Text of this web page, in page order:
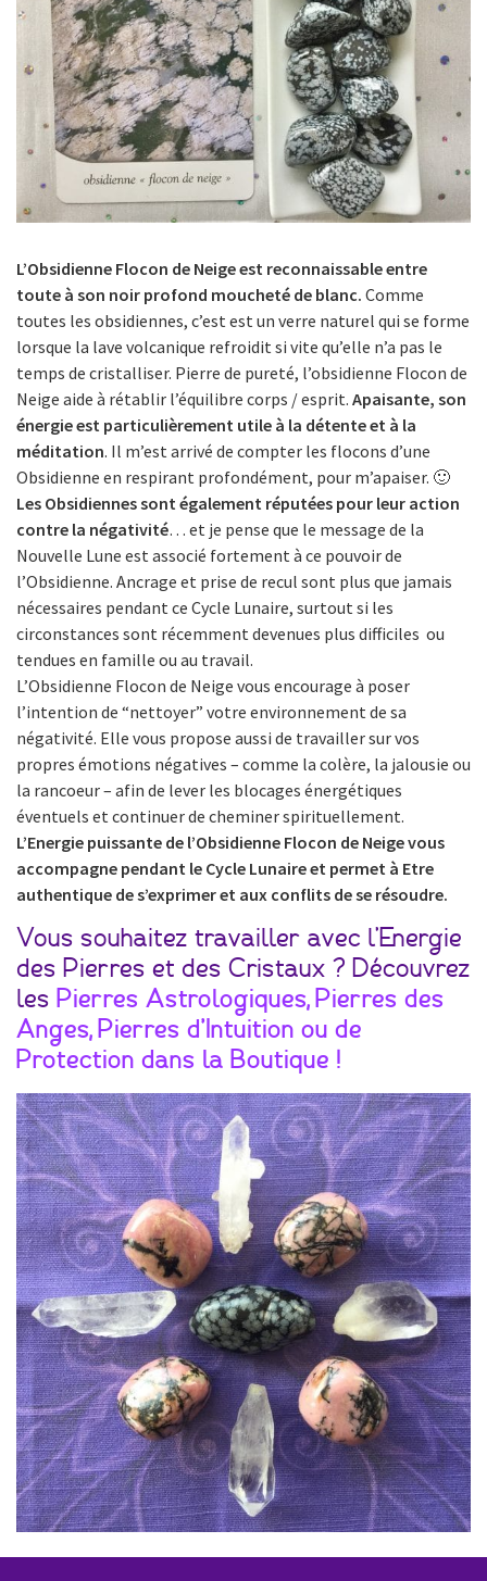
L’Obsidienne Flocon de Neige est reconnaissable entre
toute à son noir profond moucheté de blanc. Comme
toutes les obsidiennes, c’est est un verre naturel qui se forme
lorsque la lave volcanique refroidit si vite qu’elle n’a pas le
temps de cristalliser. Pierre de pureté, l’obsidienne Flocon de
Neige aide à rétablir l’équilibre corps / esprit. Apaisante, son
énergie est particulièrement utile à la détente et à la
méditation. Il m’est arrivé de compter les flocons d’une
Obsidienne en respirant profondément, pour m’apaiser. 🙂
Les Obsidiennes sont également réputées pour leur action
contre la négativité… et je pense que le message de la
Nouvelle Lune est associé fortement à ce pouvoir de
l’Obsidienne. Ancrage et prise de recul sont plus que jamais
nécessaires pendant ce Cycle Lunaire, surtout si les
circonstances sont récemment devenues plus difficiles ou
tendues en famille ou au travail.
L’Obsidienne Flocon de Neige vous encourage à poser
l’intention de “nettoyer” votre environnement de sa
négativité. Elle vous propose aussi de travailler sur vos
propres émotions négatives – comme la colère, la jalousie ou
la rancoeur – afin de lever les blocages énergétiques
éventuels et continuer de cheminer spirituellement.
L’Energie puissante de l’Obsidienne Flocon de Neige vous
accompagne pendant le Cycle Lunaire et permet à Etre
authentique de s’exprimer et aux conflits de se résoudre.
Vous souhaitez travailler avec l’Energie
des Pierres et des Cristaux ? Découvrez
les Pierres Astrologiques, Pierres des
Anges, Pierres d’Intuition ou de
Protection dans la Boutique !